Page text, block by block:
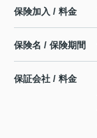
保険加入 / 料金
保険名 / 保険期間
保証会社 / 料金